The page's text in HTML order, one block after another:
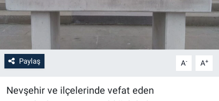
Paylaş A- A+
Nevşehir ve ilçelerinde vefat eden
Kültür
Medya